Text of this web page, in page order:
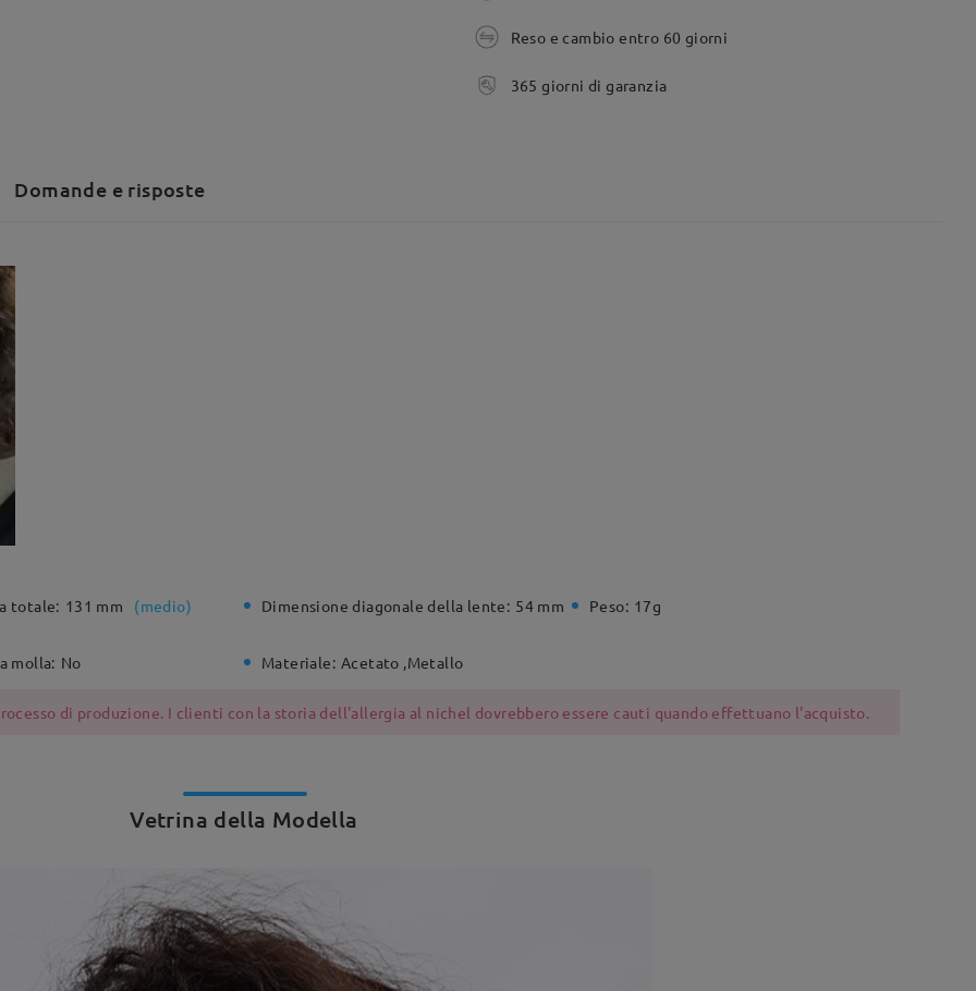
Reso e cambio entro 60 giorni
365 giorni di garanzia
Domande e risposte
totale: 131 mm (medio) Dimensione diagonale della lente: 54 mm Peso: 17g
molla: No Materiale: Acetato ,Metallo
di produzione. I clienti con la storia dell'allergia al nichel dovrebbero essere cauti quando effettuano l'acquisto.
Vetrina della Modella